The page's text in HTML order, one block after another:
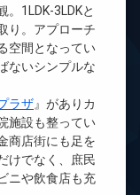
1LDK-3LDKと
り。アプローチ
空間となってい
ないシンプルな
ラザ』がありカ
施設も整ってい
商店街にも足を
けでなく、庶民
ニや飲食店も充